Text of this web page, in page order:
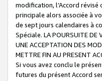
modification, l’Accord révisé
principale alors associée à
de sept jours calendaires à
Spéciale. LA POURSUITE DE
UNE ACCEPTATION DES
METTRE FIN AU PRESENT
Si vous avez conclu le
futures du présent Accord